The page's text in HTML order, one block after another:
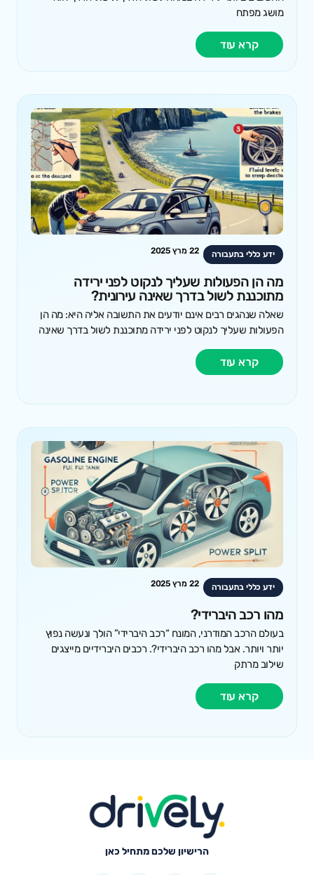
מושג מפתח
קרא עוד
ידע כללי בתעבורה 22 מרץ 2025
מה הן הפעולות שעליך לנקוט לפני ירידה
מתוכננת לשול בדרך שאינה עירונית?
שאלה שנהגים רבים אינם יודעים את התשובה אליה היא: מה הן
הפעולות שעליך לנקוט לפני ירידה מתוכננת לשול בדרך שאינה
קרא עוד
ידע כללי בתעבורה 22 מרץ 2025
מהו רכב היברידי?
בעולם הרכב המודרני, המונח “רכב היברידי” הולך ונעשה נפוץ
יותר ויותר. אבל מהו רכב היברידי?. רכבים היברידיים מייצגים
שילוב מרתק
קרא עוד
הרישיון שלכם מתחיל כאן